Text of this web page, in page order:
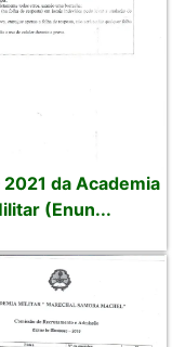
2021 da Academia
(Enun...